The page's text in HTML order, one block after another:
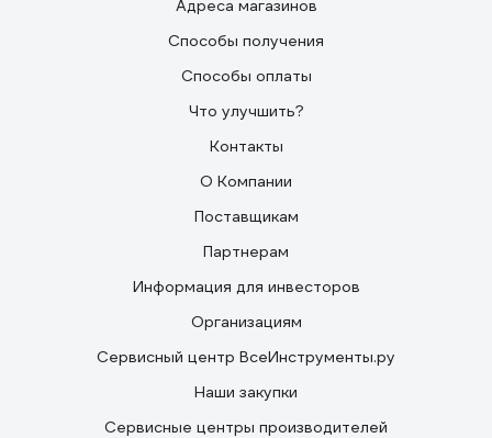
Адреса магазинов
Способы получения
Способы оплаты
Что улучшить?
Контакты
О Компании
Поставщикам
Партнерам
Информация для инвесторов
Организациям
Сервисный центр ВсеИнструменты.ру
Наши закупки
Сервисные центры производителей